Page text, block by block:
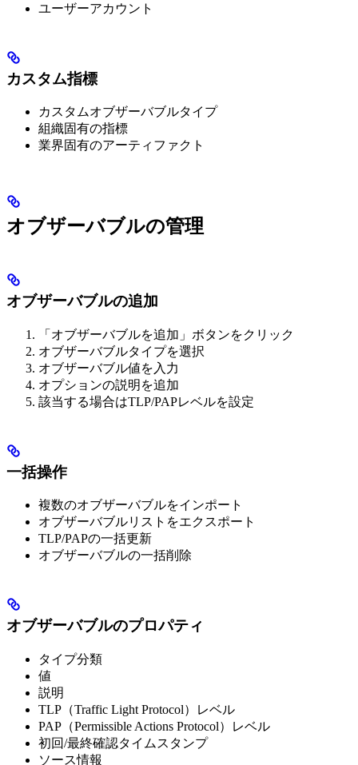
ユーザーアカウント
カスタム指標
カスタムオブザーバブルタイプ
組織固有の指標
業界固有のアーティファクト
オブザーバブルの管理
オブザーバブルの追加
「オブザーバブルを追加」ボタンをクリック
オブザーバブルタイプを選択
オブザーバブル値を入力
オプションの説明を追加
該当する場合はTLP/PAPレベルを設定
一括操作
複数のオブザーバブルをインポート
オブザーバブルリストをエクスポート
TLP/PAPの一括更新
オブザーバブルの一括削除
オブザーバブルのプロパティ
タイプ分類
値
説明
TLP（Traffic Light Protocol）レベル
PAP（Permissible Actions Protocol）レベル
初回/最終確認タイムスタンプ
ソース情報